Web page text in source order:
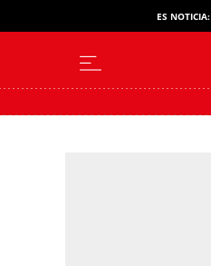
ES NOTICIA: